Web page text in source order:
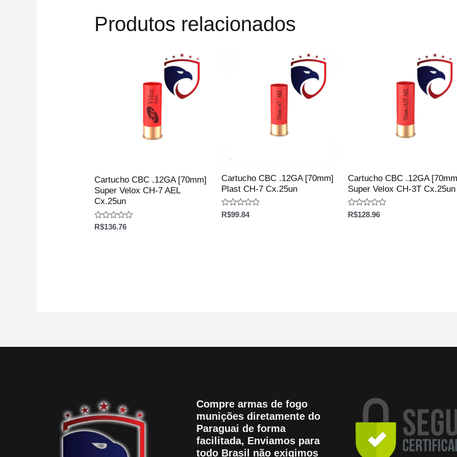
Produtos relacionados
Cartucho CBC .12GA [70mm]
Super Velox CH-7 AEL
Cx.25un
Avaliação
R$136.76
Cartucho CBC .12GA [70mm]
Plast CH-7 Cx.25un
Avaliação
R$99.84
Cartucho CBC .12GA
Super Velox CH-3T Cx.25un
Avaliação
R$128.96
Compre armas de fogo
munições diretamente do
Paraguai de forma
facilitada, Enviamos para
todo Brasil não exigimos